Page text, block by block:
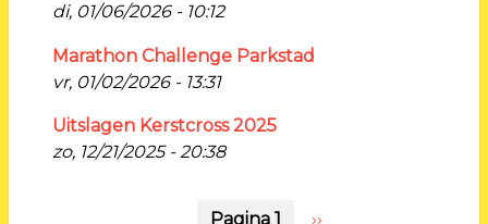
di, 01/06/2026 - 10:12
Marathon Challenge Parkstad
vr, 01/02/2026 - 13:31
Uitslagen Kerstcross 2025
zo, 12/21/2025 - 20:38
Pagina 1
Volgende
››